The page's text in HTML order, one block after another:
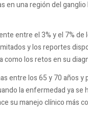
en una región del
entre el 3% y el 7%
y los reportes
como los retos en su
entre los 65 y 70 años
la enfermedad ya
su manejo clínico más